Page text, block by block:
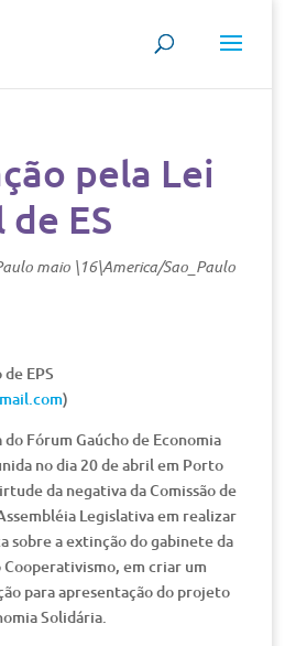
pela Lei
ES
maio \16\America/Sao_Paulo
EPS
)
Fórum Gaúcho de Economia
no dia 20 de abril em Porto
da negativa da Comissão de
Legislativa em realizar
sobre a extinção do gabinete da
em criar um
para apresentação do projeto
Solidária.